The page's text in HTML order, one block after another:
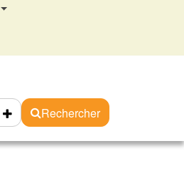
Rechercher